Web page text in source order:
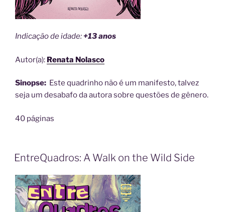
Indicação de idade:+13 anos
Autor(a): Renata Nolasco
Sinopse: Este quadrinho não é um manifesto, talvez
seja um desabafo da autora sobre questões de gênero.
40 páginas
EntreQuadros: A Walk on the Wild Side